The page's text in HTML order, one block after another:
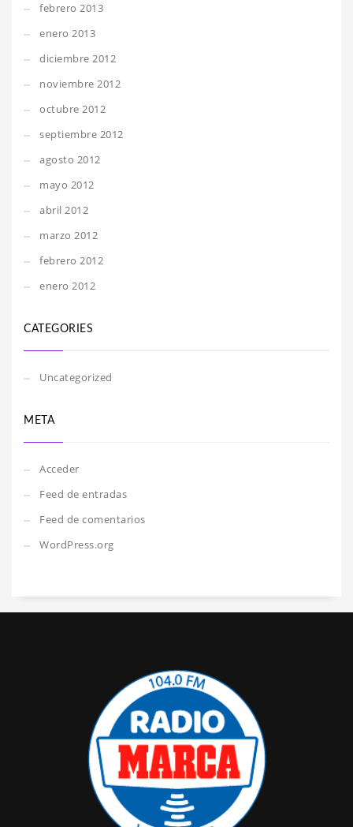
febrero 2013
enero 2013
diciembre 2012
noviembre 2012
octubre 2012
septiembre 2012
agosto 2012
mayo 2012
abril 2012
marzo 2012
febrero 2012
enero 2012
CATEGORIES
Uncategorized
META
Acceder
Feed de entradas
Feed de comentarios
WordPress.org